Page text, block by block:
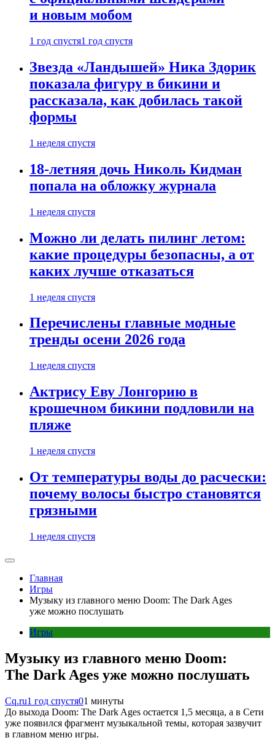
и новым мобом
1 год спустя1 год спустя
Звезда «Ландышей» Ника Здорик
показала фигуру в бикини и
рассказала, как добилась такой
формы
1 неделя спустя
18-летняя дочь Николь Кидман
попала на обложку журнала
1 неделя спустя
Можно ли делать пилинг летом:
какие процедуры безопасны, а от
каких лучше отказаться
1 неделя спустя
Перечислены главные модные
тренды осени 2026 года
1 неделя спустя
Актрису Еву Лонгорию в
крошечном бикини подловили на
пляже
1 неделя спустя
От температуры воды до расчески:
почему волосы быстро становятся
грязными
1 неделя спустя
Главная
Игры
Музыку из главного меню Doom: The Dark Ages
уже можно послушать
Игры
Музыку из главного меню Doom:
The Dark Ages уже можно послушать
Cq.ru1 год спустя01 минуты
До выхода Doom: The Dark Ages остается 1,5 месяца, а в Сети
уже появился фрагмент музыкальной темы, которая зазвучит
в главном меню игры.